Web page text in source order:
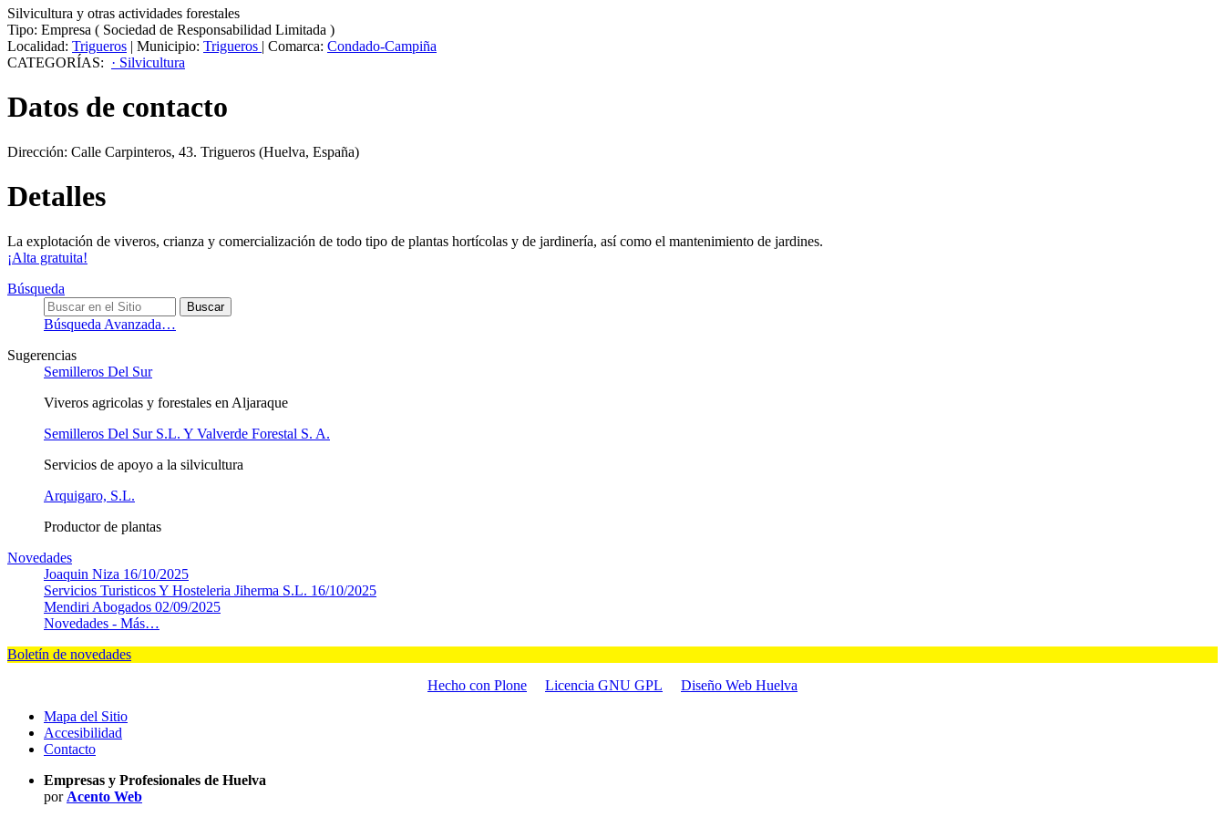
Silvicultura y otras actividades forestales
Tipo: Empresa ( Sociedad de Responsabilidad Limitada )
Localidad: Trigueros | Municipio: Trigueros | Comarca: Condado-Campiña
CATEGORÍAS: · Silvicultura
Datos de contacto
Dirección: Calle Carpinteros, 43. Trigueros (Huelva, España)
Detalles
La explotación de viveros, crianza y comercialización de todo tipo de plantas hortícolas y de jardinería, así como el mantenimiento de jardines.
¡Alta gratuita!
Búsqueda
Búsqueda Avanzada…
Sugerencias
Semilleros Del Sur
Viveros agricolas y forestales en Aljaraque
Semilleros Del Sur S.L. Y Valverde Forestal S. A.
Servicios de apoyo a la silvicultura
Arquigaro, S.L.
Productor de plantas
Novedades
Joaquin Niza 16/10/2025
Servicios Turisticos Y Hosteleria Jiherma S.L. 16/10/2025
Mendiri Abogados 02/09/2025
Novedades - Más…
Boletín de novedades
Hecho con Plone
Licencia GNU GPL
Diseño Web Huelva
Mapa del Sitio
Accesibilidad
Contacto
Empresas y Profesionales de Huelva
por Acento Web